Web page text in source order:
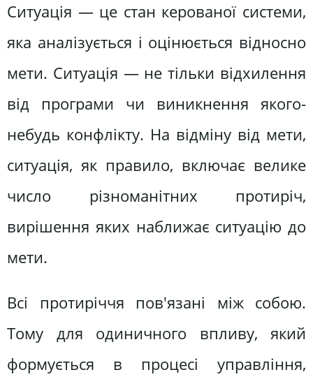
Ситуація — це стан керованої системи,
яка аналізується і оцінюється відносно
мети. Ситуація — не тільки відхилення
від програми чи виникнення якого-
небудь конфлікту. На відміну від мети,
ситуація, як правило, включає велике
число різноманітних протиріч,
вирішення яких наближає ситуацію до
мети.
Всі протиріччя пов'язані між собою.
Тому для одиничного впливу, який
формується в процесі управління,